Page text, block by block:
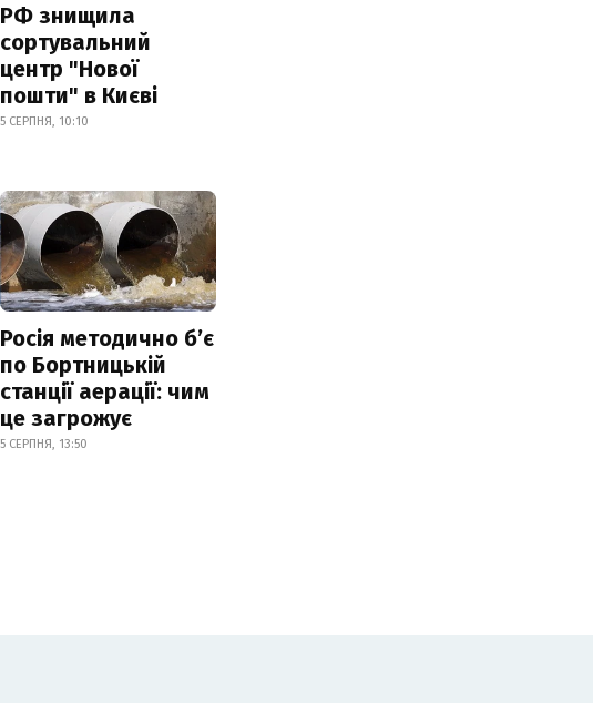
РФ знищила
сортувальний
центр "Нової
пошти" в Києві
5 СЕРПНЯ, 10:10
Росія методично б’є
по Бортницькій
станції аерації: чим
це загрожує
5 СЕРПНЯ, 13:50